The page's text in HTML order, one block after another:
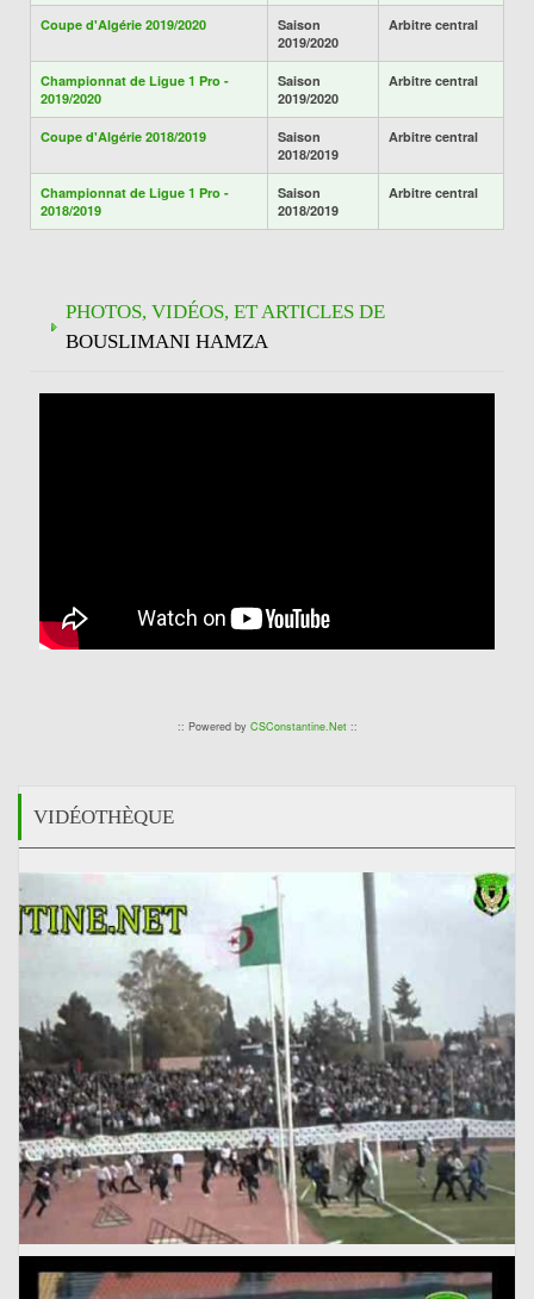
Coupe d'Algérie 2019/2020
Saison
2019/2020
Arbitre central
Championnat de Ligue 1 Pro -
2019/2020
Saison
2019/2020
Arbitre central
Coupe d'Algérie 2018/2019
Saison
2018/2019
Arbitre central
Championnat de Ligue 1 Pro -
2018/2019
Saison
2018/2019
Arbitre central
PHOTOS, VIDÉOS, ET ARTICLES DE
BOUSLIMANI HAMZA
:: Powered by CSConstantine.Net::
VIDÉOTHÈQUE